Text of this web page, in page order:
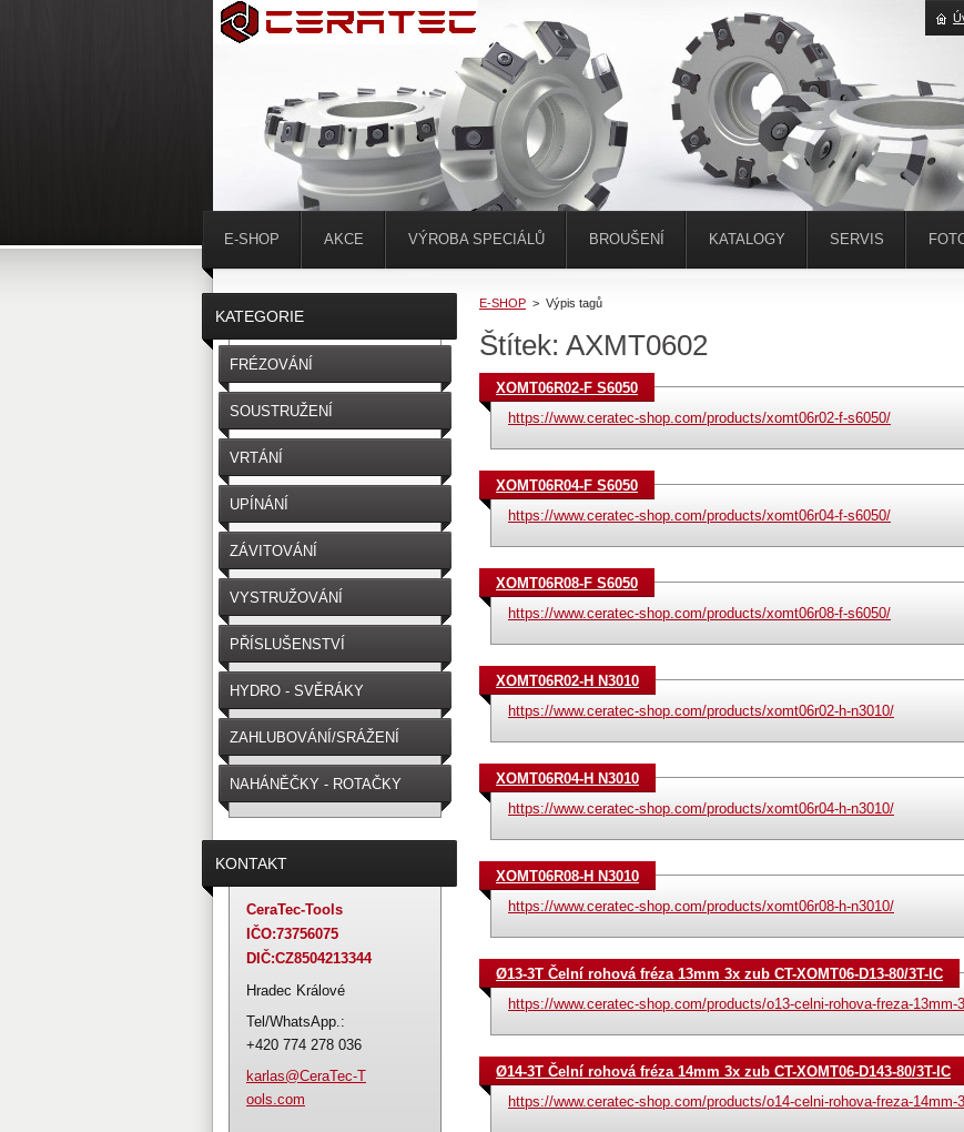
E-SHOP > Výpis tagů
Štítek: AXMT0602
XOMT06R02-F S6050
https://www.ceratec-shop.com/products/xomt06r02-f-s6050/
XOMT06R04-F S6050
https://www.ceratec-shop.com/products/xomt06r04-f-s6050/
XOMT06R08-F S6050
https://www.ceratec-shop.com/products/xomt06r08-f-s6050/
XOMT06R02-H N3010
https://www.ceratec-shop.com/products/xomt06r02-h-n3010/
XOMT06R04-H N3010
https://www.ceratec-shop.com/products/xomt06r04-h-n3010/
XOMT06R08-H N3010
https://www.ceratec-shop.com/products/xomt06r08-h-n3010/
Ø13-3T Čelní rohová fréza 13mm 3x zub CT-XOMT06-D13-80/3T-IC
https://www.ceratec-shop.com/products/o13-celni-rohova-freza-
Ø14-3T Čelní rohová fréza 14mm 3x zub CT-XOMT06-D143-80/3T-IC
https://www.ceratec-shop.com/products/o14-celni-rohova-freza-
KATEGORIE
FRÉZOVÁNÍ
SOUSTRUŽENÍ
VRTÁNÍ
UPÍNÁNÍ
NÁSTROJE/OBROBKU
ZÁVITOVÁNÍ
VYSTRUŽOVÁNÍ
PŘÍSLUŠENSTVÍ
HYDRO - SVĚRÁKY
ZAHLUBOVÁNÍ/SRÁŽENÍ
NAHÁNĚČKY - ROTAČKY
KONTAKT
CeraTec-Tools
IČO:73756075
DIČ:CZ8504213344
Hradec Králové
Tel/WhatsApp.:
+420 774 278 036
karlas@CeraTec-T
ools.com
E-SHOP AKCE VÝROBA SPECIÁLŮ BROUŠENÍ KATALOGY SERVIS